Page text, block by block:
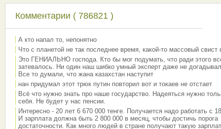
Комментарии ( 786821 )
А кто напал то, непонятно
Что с планетой не так последнее время, какой-то массовый свист
Это ГЕНИАЛЬНО господа. Кто бы мог подумать, что ради этого
затевалось. Ни один наш шибко умный эксперт даже не
Все то думали, что жана казахстан наступит
нан придумал этот трюк путин повторил вот и токаев не отстает
Всё что нужно знать про наше государство. Надеяться нужно
себя. Не будет у нас пенсии.
Интересно - 20 лет 6 670 000 тенге. Получается надо работать с
И зарплата должна быть 2 800 000 в месяц, чтобы достичь порога
достаточности. Как много людей в стране получают такую